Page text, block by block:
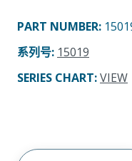
PART NUMBER:
系列号: 15019
SERIES CHART:VIEW